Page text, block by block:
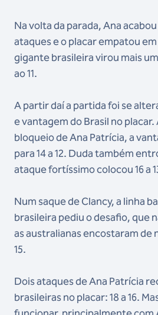
Na volta da parada, Ana
ataques e o placar empatou em
gigante brasileira virou mais
ao 11.
A partir daí a partida foi se
e vantagem do Brasil no
bloqueio de Ana Patrícia, a
para 14 a 12. Duda também
ataque fortíssimo colocou 16 a
Num saque de Clancy, a linha
brasileira pediu o desafio, que
as australianas encostaram de
15.
Dois ataques de Ana Patrícia
brasileiras no placar: 18 a 16.